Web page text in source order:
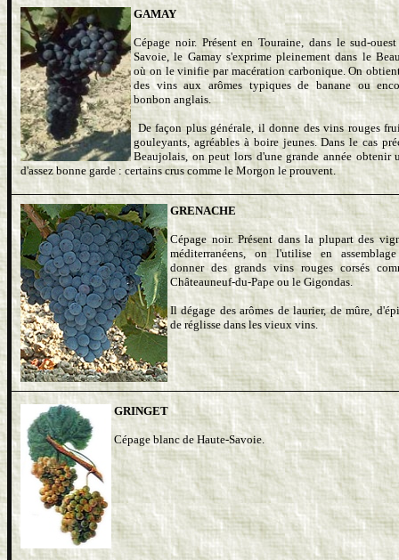
GAMAY
Cépage noir. Présent en Touraine, dans le sud-
Savoie, le Gamay s'exprime pleinement dans le
où on le vinifie par macération carbonique. On
des vins aux arômes typiques de banane ou
bonbon anglais.
De façon plus générale, il donne des vins rouges
gouleyants, agréables à boire jeunes. Dans le cas
Beaujolais, on peut lors d'une grande année obtenir
d'assez bonne garde : certains crus comme le Morgon le prouvent.
GRENACHE
Cépage noir. Présent dans la plupart des
méditerranéens, on l'utilise en
donner des grands vins rouges corsés
Châteauneuf-du-Pape ou le Gigondas.
Il dégage des arômes de laurier, de mûre,
de réglisse dans les vieux vins.
GRINGET
Cépage blanc de Haute-Savoie.